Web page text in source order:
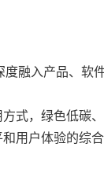
融入产品、软
式，绿色低
用户体验的综合